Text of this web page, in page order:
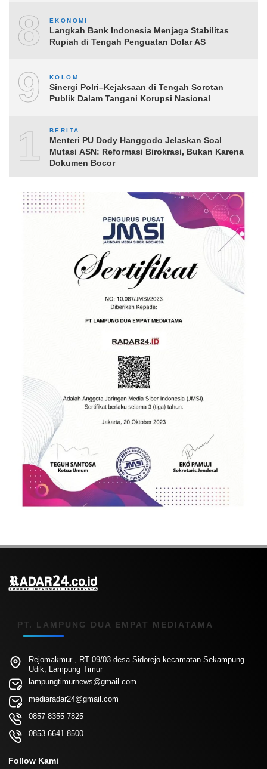
8 EKONOMI
Langkah Bank Indonesia Menjaga Stabilitas
Rupiah di Tengah Penguatan Dolar AS
9 KOLOM
Sinergi Polri–Kejaksaan di Tengah Sorotan
Publik Dalam Tangani Korupsi Nasional
10BERITA
Menteri PU Dody Hanggodo Jelaskan Soal
Mutasi ASN: Reformasi Birokrasi, Bukan Karena
Dokumen Bocor
PT. LAMPUNG DUA EMPAT MEDIATAMA
Rejomakmur , RT 09/03 desa Sidorejo kecamatan Sekampung
Udik, Lampung Timur
lampungtimurnews@gmail.com
mediaradar24@gmail.com
0857-8355-7825
0853-6641-8500
Follow Kami